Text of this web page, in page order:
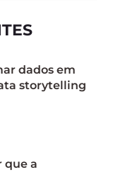
dados em
storytelling
que a